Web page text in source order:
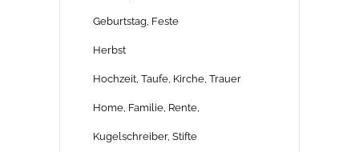
Geburtstag, Feste
Herbst
Hochzeit, Taufe, Kirche, Trauer
Home, Familie, Rente,
Kugelschreiber, Stifte